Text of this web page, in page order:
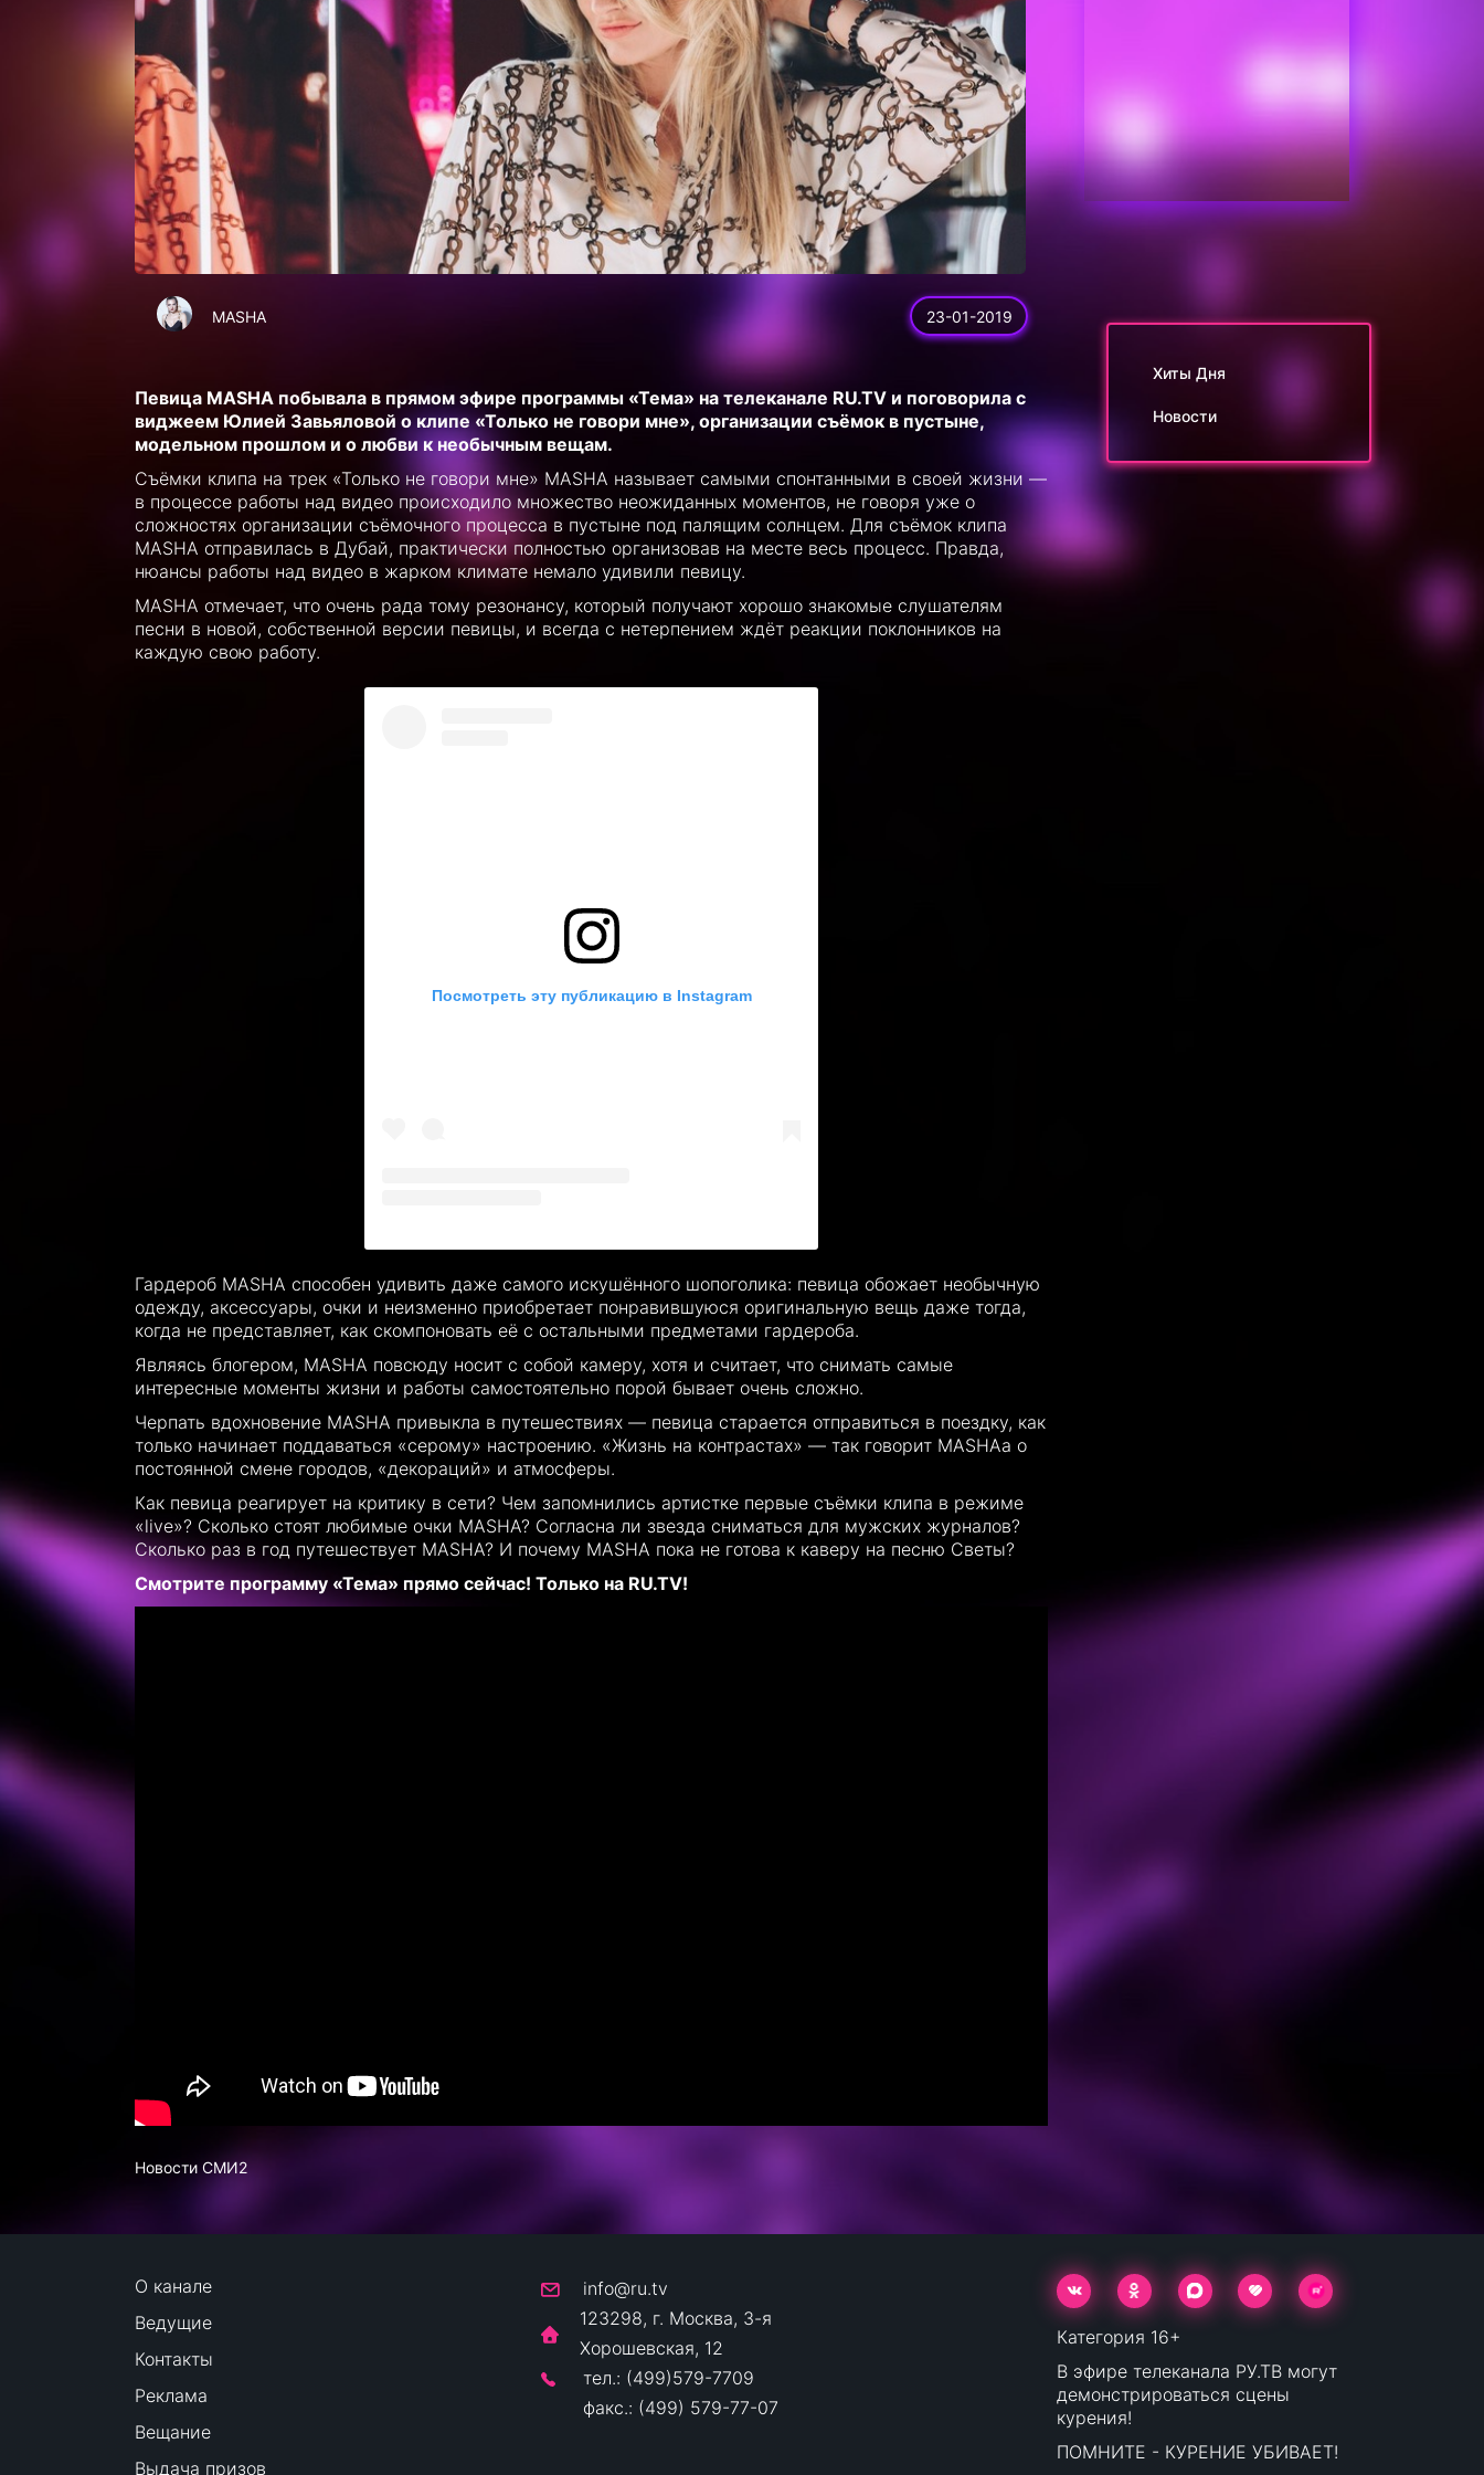
MASHA 23-01-2019
Певица MASHA побывала в прямом эфире программы «Тема» на телеканале RU.TV и поговорила с
виджеем Юлией Завьяловой о клипе «Только не говори мне», организации съёмок в пустыне,
модельном прошлом и о любви к необычным вещам.
Съёмки клипа на трек «Только не говори мне» MASHA называет самыми спонтанными в своей жизни —
в процессе работы над видео происходило множество неожиданных моментов, не говоря уже о
сложностях организации съёмочного процесса в пустыне под палящим солнцем. Для съёмок клипа
MASHA отправилась в Дубай, практически полностью организовав на месте весь процесс. Правда,
нюансы работы над видео в жарком климате немало удивили певицу.
MASHA отмечает, что очень рада тому резонансу, который получают хорошо знакомые слушателям
песни в новой, собственной версии певицы, и всегда с нетерпением ждёт реакции поклонников на
каждую свою работу.
Посмотреть эту публикацию в Instagram
Гардероб MASHA способен удивить даже самого искушённого шопоголика: певица обожает необычную
одежду, аксессуары, очки и неизменно приобретает понравившуюся оригинальную вещь даже тогда,
когда не представляет, как скомпоновать её с остальными предметами гардероба.
Являясь блогером, MASHA повсюду носит с собой камеру, хотя и считает, что снимать самые
интересные моменты жизни и работы самостоятельно порой бывает очень сложно.
Черпать вдохновение MASHA привыкла в путешествиях — певица старается отправиться в поездку, как
только начинает поддаваться «серому» настроению. «Жизнь на контрастах» — так говорит MASHAa о
постоянной смене городов, «декораций» и атмосферы.
Как певица реагирует на критику в сети? Чем запомнились артистке первые съёмки клипа в режиме
«live»? Сколько стоят любимые очки MASHA? Согласна ли звезда сниматься для мужских журналов?
Сколько раз в год путешествует MASHA? И почему MASHA пока не готова к каверу на песню Светы?
Смотрите программу «Тема» прямо сейчас! Только на RU.TV!
Новости СМИ2
Хиты Дня
Новости
О канале
Ведущие
Контакты
Реклама
Вещание
Выдача призов
info@ru.tv
123298, г. Москва, 3-я
Хорошевская, 12
тел.: (499)579-7709
факс.: (499) 579-77-07
Категория 16+
В эфире телеканала РУ.ТВ могут
демонстрироваться сцены
курения!
ПОМНИТЕ - КУРЕНИЕ УБИВАЕТ!